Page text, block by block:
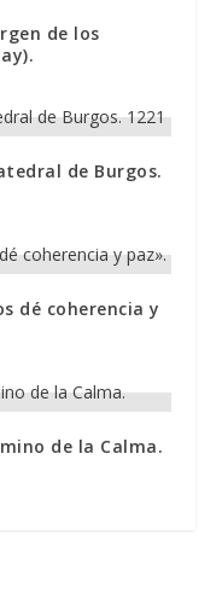
de los
de Burgos.
dé coherencia y
de la Calma.